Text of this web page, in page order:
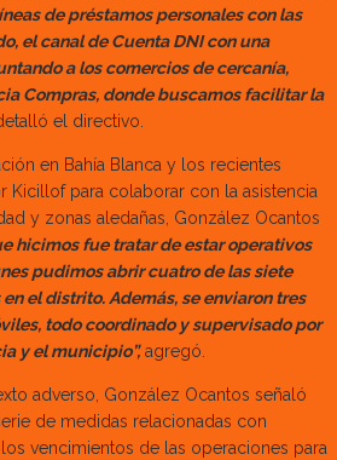
de préstamos personales con las
el canal de Cuenta DNI con una
a los comercios de cercanía,
Compras, donde buscamos facilitar la
el directivo.
en Bahía Blanca y los recientes
Kicillof para colaborar con la asistencia
y zonas aledañas, González Ocantos
hicimos fue tratar de estar operativos
pudimos abrir cuatro de las siete
el distrito. Además, se enviaron tres
todo coordinado y supervisado por
y el municipio”,agregó.
adverso, González Ocantos señaló
de medidas relacionadas con
vencimientos de las operaciones para